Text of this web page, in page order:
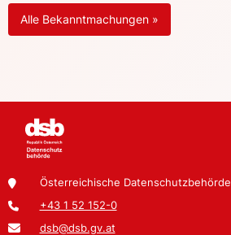
Alle Bekanntmachungen »
Österreichische Datenschutzbehörde
+43 1 52 152-0
dsb@dsb.gv.at